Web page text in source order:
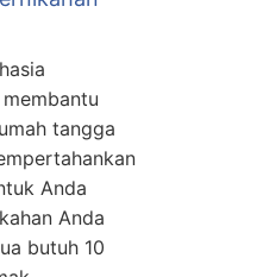
tangga
Anda
Anda
butuh 10